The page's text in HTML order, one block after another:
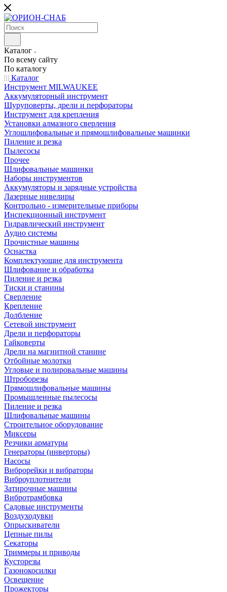
Каталог
По всему сайту
По каталогу
Каталог
Инструмент MILWAUKEE
Аккумуляторный инструмент
Шуруповерты, дрели и перфораторы
Инструмент для крепления
Установки алмазного сверления
Углошлифовальные и прямошлифовальные машинки
Пиление и резка
Пылесосы
Прочее
Шлифовальные машинки
Наборы инструментов
Аккумуляторы и зарядные устройства
Лазерные нивелиры
Контрольно - измерительные приборы
Инспекционный инструмент
Гидравлический инструмент
Аудио системы
Прочистные машины
Оснастка
Комплектующие для инструмента
Шлифование и обработка
Пиление и резка
Тиски и станины
Сверление
Крепление
Долбление
Сетевой инструмент
Дрели и перфораторы
Гайковерты
Дрели на магнитной станине
Отбойные молотки
Угловые и полировальные машины
Штроборезы
Прямошлифовальные машины
Промышленные пылесосы
Пиление и резка
Шлифовальные машины
Строительное оборудование
Миксеры
Резчики арматуры
Генераторы (инверторы)
Насосы
Виброрейки и вибраторы
Виброуплотнители
Затирочные машины
Вибротрамбовка
Садовые инструменты
Воздуходувки
Опрыскиватели
Цепные пилы
Секаторы
Триммеры и приводы
Кусторезы
Газонокосилки
Освещение
Прожекторы